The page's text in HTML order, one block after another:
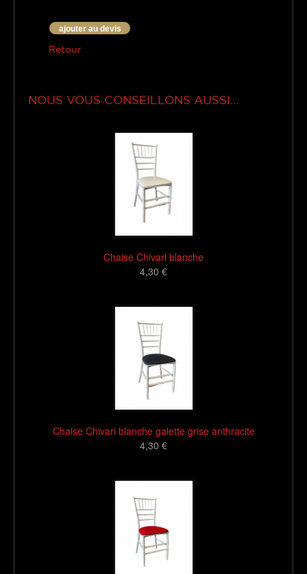
ajouter au devis
Retour
NOUS VOUS CONSEILLONS AUSSI...
Chaise Chivari blanche
4,30 €
Chaise Chivari blanche galette grise anthracite
4,30 €